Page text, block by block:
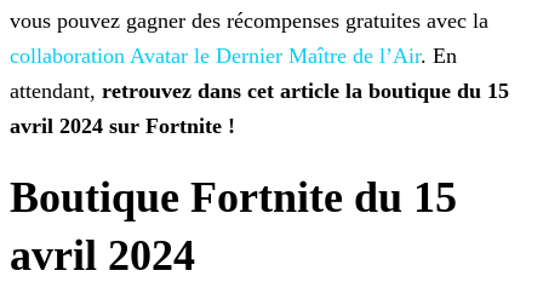
vous pouvez gagner des récompenses gratuites avec la
collaboration Avatar le Dernier Maître de l’Air. En
attendant, retrouvez dans cet article la boutique du 15
avril 2024 sur Fortnite !
Boutique Fortnite du 15
avril 2024